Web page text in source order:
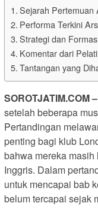
Sejarah Pertemuan
Performa Terkini
Strategi dan
Komentar dari
Tantangan yang
SOROTJATIM.COM –
setelah beberapa
Pertandingan
penting bagi klub
bahwa mereka
Inggris. Dalam
untuk mencapai bab
belum tercapai sejak